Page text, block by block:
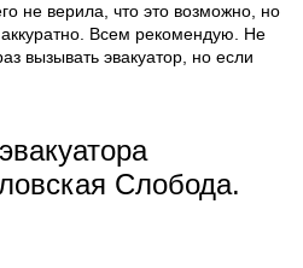
не верила, что это возможно, но
Всем рекомендую. Не
вызывать эвакуатор, но если
Слобода.